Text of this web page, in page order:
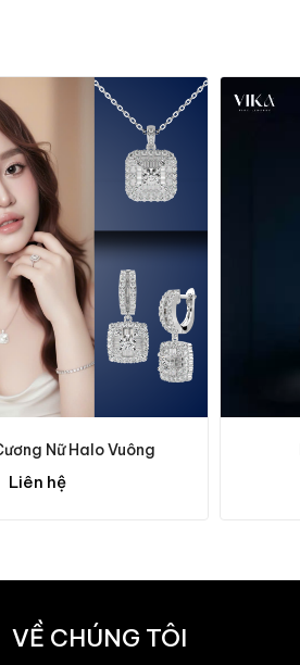
Nữ Halo Vuông
Liên hệ
VỀ CHÚNG TÔI